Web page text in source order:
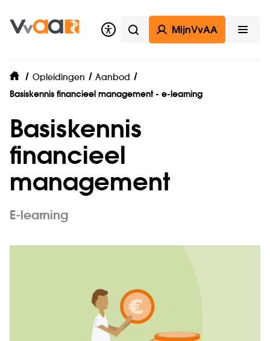
Zoeken
MijnVvAA
home
Opleidingen
Aanbod
Basiskennis financieel management - e-learning
Basiskennis
financieel
management
E-learning